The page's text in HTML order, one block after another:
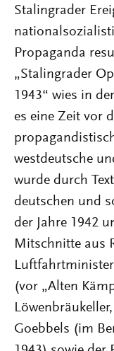
Stalingrader
Propaganda
„Stalingrader
1943“ wies in
es eine Zeit vor
westdeutsche
wurde durch
deutschen und
der Jahre 1942
Mitschnitte aus
(vor „Alten
Goebbels (im